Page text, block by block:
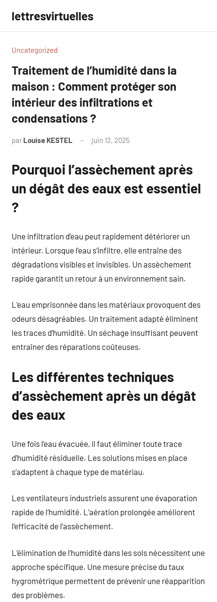
contenu
lettresvirtuelles
Uncategorized
Traitement de l’humidité dans la
maison : Comment protéger son
intérieur des infiltrations et
condensations ?
par Louise KESTEL juin 12, 2025
Pourquoi l’assèchement après
un dégât des eaux est essentiel
?
Une infiltration d’eau peut rapidement détériorer un
intérieur. Lorsque l’eau s’infiltre, elle entraîne des
dégradations visibles et invisibles. Un assèchement
rapide garantit un retour à un environnement sain.
L’eau emprisonnée dans les matériaux provoquent des
odeurs désagréables. Un traitement adapté éliminent
les traces d’humidité. Un séchage insuffisant peuvent
entraîner des réparations coûteuses.
Les différentes techniques
d’assèchement après un dégât
des eaux
Une fois l’eau évacuée, il faut éliminer toute trace
d’humidité résiduelle. Les solutions mises en place
s’adaptent à chaque type de matériau.
Les ventilateurs industriels assurent une évaporation
rapide de l’humidité. L’aération prolongée améliorent
l’efficacité de l’assèchement.
L’élimination de l’humidité dans les sols nécessitent une
approche spécifique. Une mesure précise du taux
hygrométrique permettent de prévenir une réapparition
des problèmes.